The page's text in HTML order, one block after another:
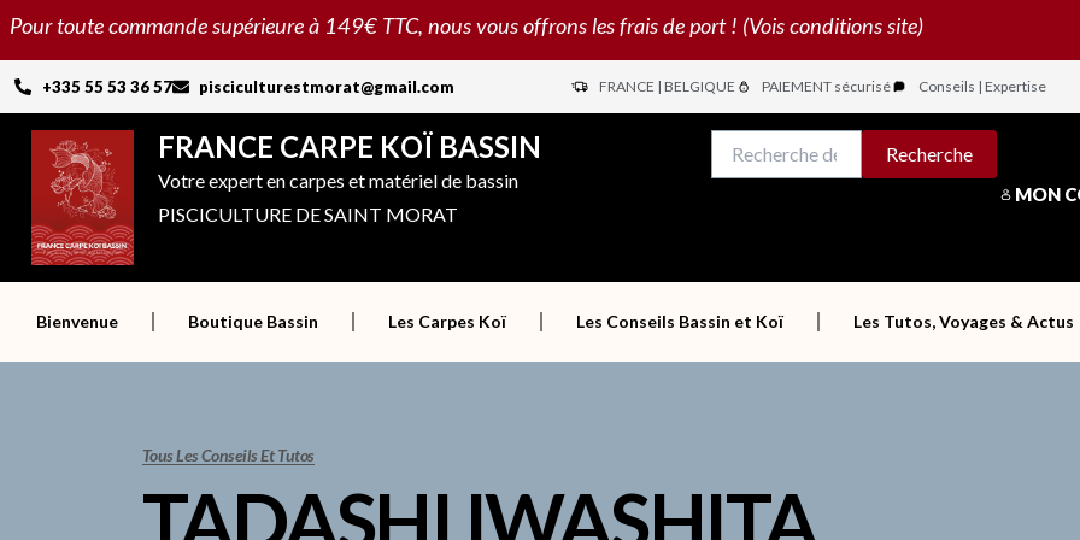
Aller
contenu
Pour toute commande supérieure à 149€ TTC, nous vous offrons les frais de port ! (Vois conditions site)
+335 55 53 36 57 pisciculturestmorat@gmail.com FRANCE | BELGIQUE PAIEMENT sécurisé Conseils | Expertise
FRANCE CARPE KOÏ BASSIN
Votre expert en carpes et matériel de bassin
PISCICULTURE DE SAINT MORAT
pour :
Recherche
MON
Bienvenue Boutique Bassin Les Carpes Koï Les Conseils Bassin et Koï Les Tutos, Voyages & Actus
Tous Les Conseils Et Tutos
TADASHI IWASHITA